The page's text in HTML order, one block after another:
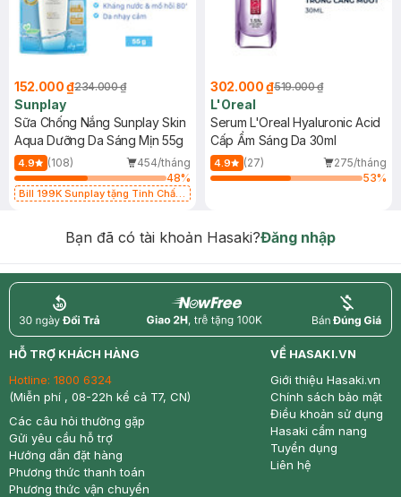
152.000 ₫234.000 ₫
Sunplay
Sữa Chống Nắng Sunplay Skin
Aqua Dưỡng Da Sáng Mịn 55g
4.9 (108)
454/tháng
48%
Bill 199K Sunplay tặng Tinh Chất
302.000 ₫519.000 ₫
L'Oreal
Serum L'Oreal Hyaluronic Acid
Cấp Ẩm Sáng Da 30ml
4.9 (27)
275/tháng
53%
Bạn đã có tài khoản Hasaki?Đăng nhập
return nowfree price
HỖ TRỢ KHÁCH HÀNG
Hotline: 1800 6324
(Miễn phí , 08-22h kể cả T7, CN)
Các câu hỏi thường gặp
Gửi yêu cầu hỗ trợ
Hướng dẫn đặt hàng
Phương thức thanh toán
Phương thức vận chuyển
VỀ HASAKI.VN
Giới thiệu Hasaki.vn
Chính sách bảo mật
Điều khoản sử dụng
Hasaki cẩm nang
Tuyển dụng
Liên hệ